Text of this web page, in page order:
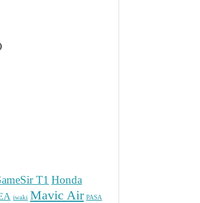
T1 Honda
iwaki Mavic Air PASA